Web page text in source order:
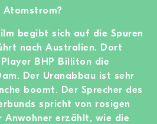
Atomstrom?
begibt sich auf die Spuren
nach Australien. Dort
BHP Billiton die
Der Uranabbau ist sehr
boomt. Der Sprecher des
spricht von rosigen
Anwohner erzählt, wie die